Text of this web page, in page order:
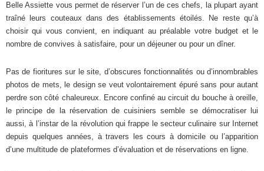
Belle Assiette vous permet de réserver l’un de ces chefs, la plupart ayant
traîné leurs couteaux dans des établissements étoilés. Ne reste qu’à
choisir qui vous convient, en indiquant au préalable votre budget et le
nombre de convives à satisfaire, pour un déjeuner ou pour un dîner.
Pas de fioritures sur le site, d’obscures fonctionnalités ou d’innombrables
photos de mets, le design se veut volontairement épuré sans pour autant
perdre son côté chaleureux. Encore confiné au circuit du bouche à oreille,
le principe de la réservation de cuisiniers semble se démocratiser lui
aussi, à l’instar de la révolution qui frappe le secteur culinaire sur Internet
depuis quelques années, à travers les cours à domicile ou l’apparition
d’une multitude de plateformes d’évaluation et de réservations en ligne.